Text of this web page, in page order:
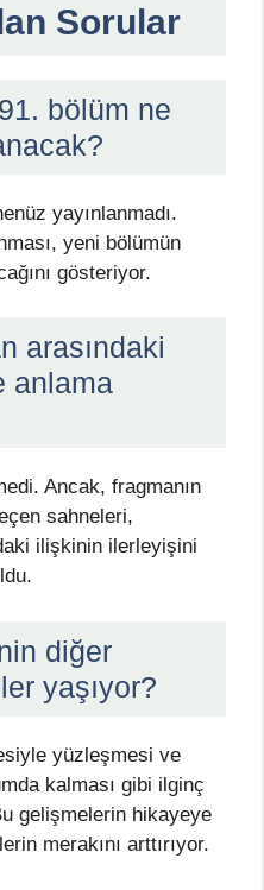
Sorular
bölüm ne
yayınlanmadı.
yeni bölümün
gösteriyor.
arasındaki
anlama
Ancak, fragmanın
sahneleri,
ilişkinin ilerleyişini
diğer
yaşıyor?
yüzleşmesi ve
kalması gibi ilginç
gelişmelerin hikayeye
merakını arttırıyor.